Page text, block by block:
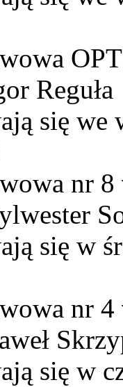
Reguła
się
nr 8
się w
nr 4
się w